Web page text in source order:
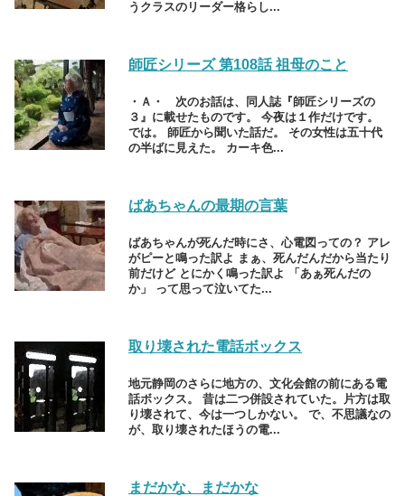
うクラスのリーダー格らし...
師匠シリーズ 第108話 祖母のこと
・Ａ・ 次のお話は、同人誌『師匠シリーズの
３』に載せたものです。 今夜は１作だけです。
では。 師匠から聞いた話だ。 その女性は五十代
の半ばに見えた。 カーキ色...
ばあちゃんの最期の言葉
ばあちゃんが死んだ時にさ、心電図っての？ アレ
がピーと鳴った訳よ まぁ、死んだんだから当たり
前だけど とにかく鳴った訳よ 「あぁ死んだの
か」 って思って泣いてた...
取り壊された電話ボックス
地元静岡のさらに地方の、文化会館の前にある電
話ボックス。 昔は二つ併設されていた。片方は取
り壊されて、今は一つしかない。 で、不思議なの
が、取り壊されたほうの電...
まだかな、まだかな